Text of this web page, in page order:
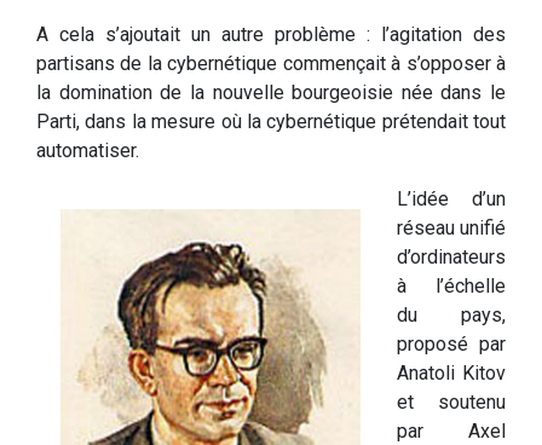
A cela s’ajoutait un autre problème : l’agitation des
partisans de la cybernétique commençait à s’opposer à
la domination de la nouvelle bourgeoisie née dans le
Parti, dans la mesure où la cybernétique prétendait tout
automatiser.
L’idée d’un
réseau unifié
d’ordinateurs
à l’échelle
du pays,
proposé par
Anatoli Kitov
et soutenu
par Axel